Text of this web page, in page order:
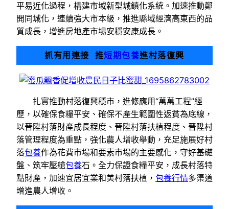
平易近化過程，構建市域新型城鎮化系統。加速推動鄭
開同城化，連續強大市本級，推進縣域經濟高東西的品
質成長，增進房地產市場安穩安康成長。
抓有用連接 推短期包養進村落復興
扎實推動村落復興穩市，進修應用“萬萬工程”經
歷，以確保食糧平安、確保不產生範圍性返貧為底線，
以晉陞村落財產成長程度、晉陞村落扶植程度、晉陞村
落管理程度為重點，強化農人增收舉動，充足施展好村
落包養作為花費市場和要素市場的主要感化，守好基礎
盤、筑牢壓艙包養石。全力保證食糧平安，成長村落特
點財產，加速宜居宜業和美村落扶植， 包養行情多渠道
增進農人增收。